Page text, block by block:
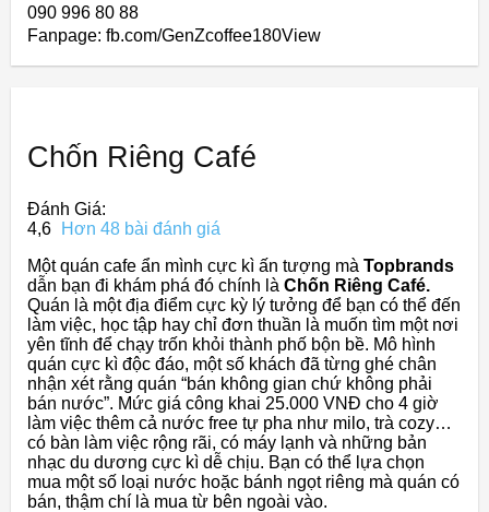
090 996 80 88
Fanpage: fb.com/GenZcoffee180View
Chốn Riêng Café
Đánh Giá:
4,6
Hơn 48 bài đánh giá
Một quán cafe ẩn mình cực kì ấn tượng mà Topbrands
dẫn bạn đi khám phá đó chính là Chốn Riêng Café.
Quán là một địa điểm cực kỳ lý tưởng để bạn có thể đến
làm việc, học tập hay chỉ đơn thuần là muốn tìm một nơi
yên tĩnh để chạy trốn khỏi thành phố bộn bề. Mô hình
quán cực kì độc đáo, một số khách đã từng ghé chân
nhận xét rằng quán “bán không gian chứ không phải
bán nước”. Mức giá công khai 25.000 VNĐ cho 4 giờ
làm việc thêm cả nước free tự pha như milo, trà cozy…
có bàn làm việc rộng rãi, có máy lạnh và những bản
nhạc du dương cực kì dễ chịu. Bạn có thể lựa chọn
mua một số loại nước hoặc bánh ngọt riêng mà quán có
bán, thậm chí là mua từ bên ngoài vào.